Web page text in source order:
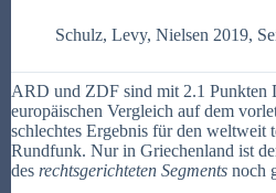
Schulz, Levy, Nielsen 2019,
ARD und ZDF sind mit 2.1 Punkten
europäischen Vergleich auf dem
schlechtes Ergebnis für den weltweit
Rundfunk. Nur in Griechenland ist
des rechtsgerichteten Segments noch